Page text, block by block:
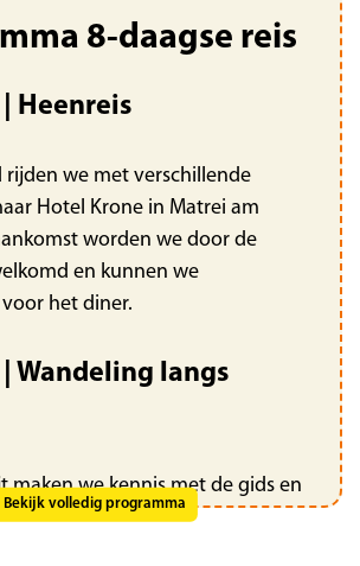
8-daagse reis
| Heenreis
rijden we met verschillende
Hotel Krone in Matrei am
worden we door de
en kunnen we
het diner.
| Wandeling langs
maken we kennis met de gids en
introductie. Vandaag maken we
Bekijk volledig programma